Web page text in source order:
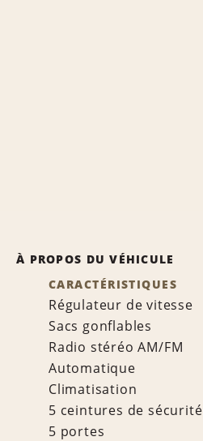
À PROPOS DU VÉHICULE
CARACTÉRISTIQUES
Régulateur de vitesse
Sacs gonflables
Radio stéréo AM/FM
Automatique
Climatisation
5 ceintures de sécurité
5 portes